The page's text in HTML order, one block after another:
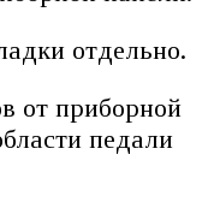
отдельно.
от приборной
педали